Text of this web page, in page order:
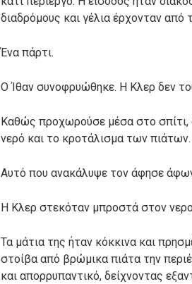
διαδρόμους και γέλια έρχονταν
Ένα πάρτι.
Ο Ίθαν συνοφρυώθηκε. Η Κλερ δεν
Καθώς προχωρούσε μέσα στο σπίτι,
νερό και το κροτάλισμα των
Αυτό που ανακάλυψε τον άφησε
Η Κλερ στεκόταν μπροστά στον
Τα μάτια της ήταν κόκκινα και
στοίβα από βρώμικα πιάτα την
και απορρυπαντικό, δείχνοντας